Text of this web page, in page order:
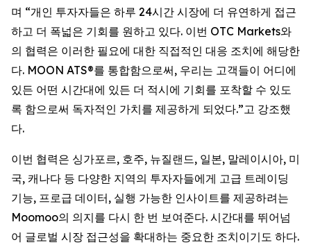
며 “개인 투자자들은 하루 24시간 시장에 더 유연하게 접근
하고 더 폭넓은 기회를 원하고 있다. 이번 OTC Markets와
의 협력은 이러한 필요에 대한 직접적인 대응 조치에 해당한
다. MOON ATS®를 통합함으로써, 우리는 고객들이 어디에
있든 어떤 시간대에 있든 더 적시에 기회를 포착할 수 있도
록 함으로써 독자적인 가치를 제공하게 되었다.”고 강조했
다.
이번 협력은 싱가포르, 호주, 뉴질랜드, 일본, 말레이시아, 미
국, 캐나다 등 다양한 지역의 투자자들에게 고급 트레이딩
기능, 프로급 데이터, 실행 가능한 인사이트를 제공하려는
Moomoo의 의지를 다시 한 번 보여준다. 시간대를 뛰어넘
어 글로벌 시장 접근성을 확대하는 중요한 조치이기도 하다.